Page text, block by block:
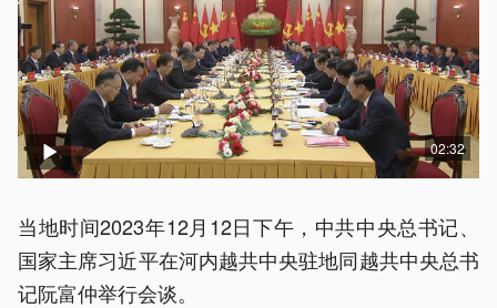
02:32
当地时间2023年12月12日下午，中共中央总书记、
国家主席习近平在河内越共中央驻地同越共中央总书
记阮富仲举行会谈。